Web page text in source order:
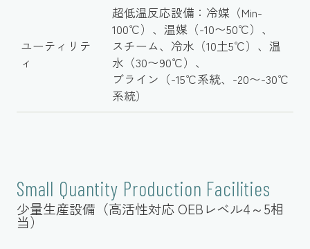
ユーティリテ
ィ
超低温反応設備：冷媒（Min-
100℃）、温媒（-10〜50℃）、
スチーム、冷水（10土5℃）、温
水（30〜90℃）、
ブライン（-15℃系統、-20〜-30℃
系統）
少量生産設備（高活性対応 OEBレベル4～5相
当）
Small Quantity Production Facilities